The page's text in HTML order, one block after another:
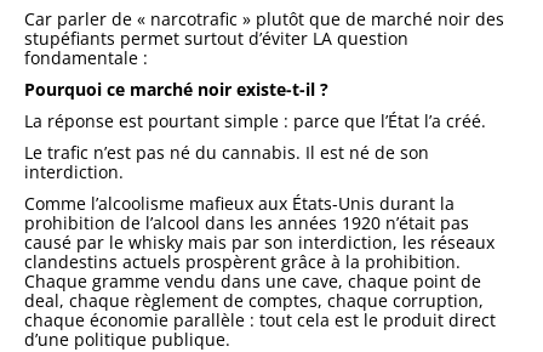
Car parler de « narcotrafic » plutôt que de marché noir des
stupéfiants permet surtout d’éviter LA question
fondamentale :
Pourquoi ce marché noir existe-t-il ?
La réponse est pourtant simple : parce que l’État l’a créé.
Le trafic n’est pas né du cannabis. Il est né de son
interdiction.
Comme l’alcoolisme mafieux aux États-Unis durant la
prohibition de l’alcool dans les années 1920 n’était pas
causé par le whisky mais par son interdiction, les réseaux
clandestins actuels prospèrent grâce à la prohibition.
Chaque gramme vendu dans une cave, chaque point de
deal, chaque règlement de comptes, chaque corruption,
chaque économie parallèle : tout cela est le produit direct
d’une politique publique.